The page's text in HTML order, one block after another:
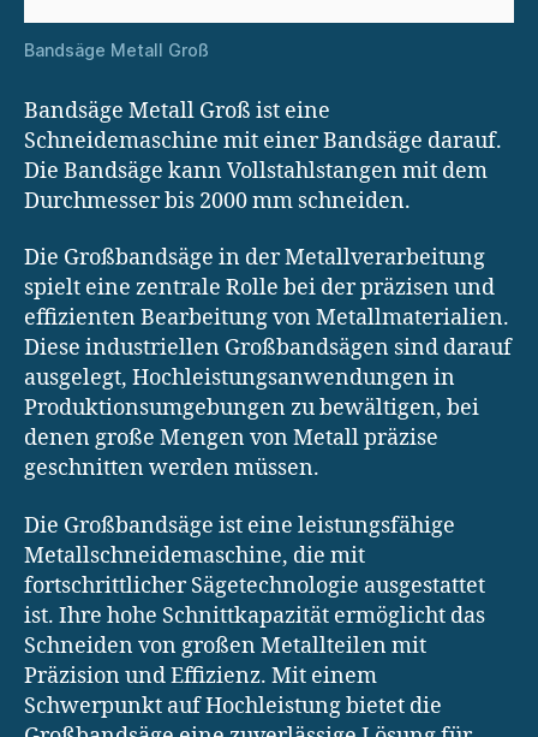
Bandsäge Metall Groß
Bandsäge Metall Groß ist eine
Schneidemaschine mit einer Bandsäge darauf.
Die Bandsäge kann Vollstahlstangen mit dem
Durchmesser bis 2000 mm schneiden.
Die Großbandsäge in der Metallverarbeitung
spielt eine zentrale Rolle bei der präzisen und
effizienten Bearbeitung von Metallmaterialien.
Diese industriellen Großbandsägen sind darauf
ausgelegt, Hochleistungsanwendungen in
Produktionsumgebungen zu bewältigen, bei
denen große Mengen von Metall präzise
geschnitten werden müssen.
Die Großbandsäge ist eine leistungsfähige
Metallschneidemaschine, die mit
fortschrittlicher Sägetechnologie ausgestattet
ist. Ihre hohe Schnittkapazität ermöglicht das
Schneiden von großen Metallteilen mit
Präzision und Effizienz. Mit einem
Schwerpunkt auf Hochleistung bietet die